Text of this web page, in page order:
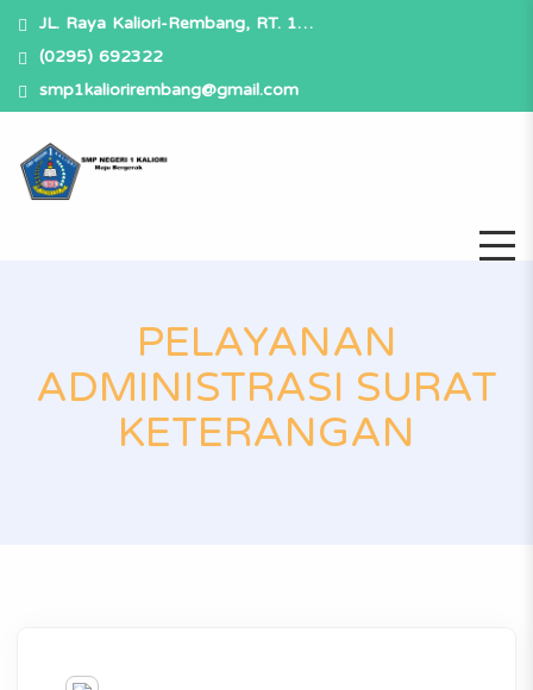
JL. Raya Kaliori-Rembang, RT. 1…
(0295) 692322
smp1kaliorirembang@gmail.com
PELAYANAN
ADMINISTRASI SURAT
KETERANGAN